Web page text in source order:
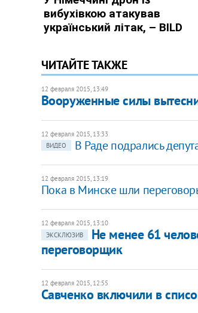
ЧИТАЙТЕ ТАКЖЕ
12 февраля 2015, 13:49
Вооруженные силы
12 февраля 2015, 13:33
ВИДЕО
В Раде подрались
12 февраля 2015, 13:19
Пока в Минске шли
12 февраля 2015, 13:10
ЭКСКЛЮЗИВ
Не менее 61
переговорщик
12 февраля 2015, 12:55
Савченко включили в